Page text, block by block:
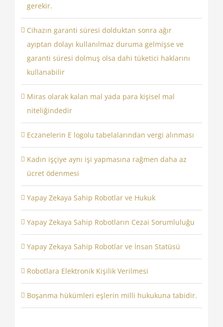
gerekir.
Cihazın garanti süresi dolduktan sonra ağır
ayıptan dolayı kullanılmaz duruma gelmişse ve
garanti süresi dolmuş olsa dahi tüketici haklarını
kullanabilir
Miras olarak kalan mal yada para kişisel mal
niteliğindedir
Eczanelerin E logolu tabelalarından vergi alınması
Kadın işçiye aynı işi yapmasına rağmen daha az
ücret ödenmesi
Yapay Zekaya Sahip Robotlar ve Hukuk
Yapay Zekaya Sahip Robotların Cezai Sorumluluğu
Yapay Zekaya Sahip Robotlar ve İnsan Statüsü
Robotlara Elektronik Kişilik Verilmesi
Boşanma hükümleri eşlerin milli hukukuna tabidir.